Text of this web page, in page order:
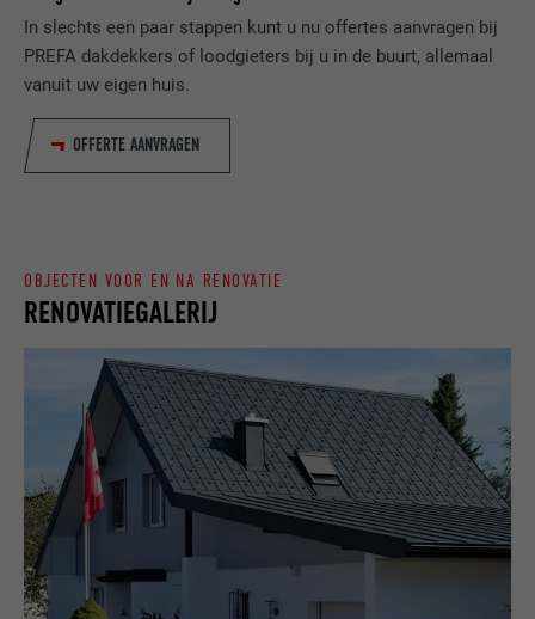
In slechts een paar stappen kunt u nu offertes aanvragen bij
PREFA dakdekkers of loodgieters bij u in de buurt, allemaal
vanuit uw eigen huis.
OFFERTE AANVRAGEN
RENOVATIEGALERIJ
OBJECTEN VOOR EN NA RENOVATIE
website door de bezoeker.
DOEL
controleren of de browser het plaatsen
van cookies toestaat. Bevat geen
identificatiekenmerken.
DOEL
Slaat de door de gebruiker geselecteerde
taalversie van een website op.
NAAM lang
VERVALTIJD Sessie
bevat.
NAAM bcookie
AANBIEDER LinkedIn
VERVALTIJD 2 jaar